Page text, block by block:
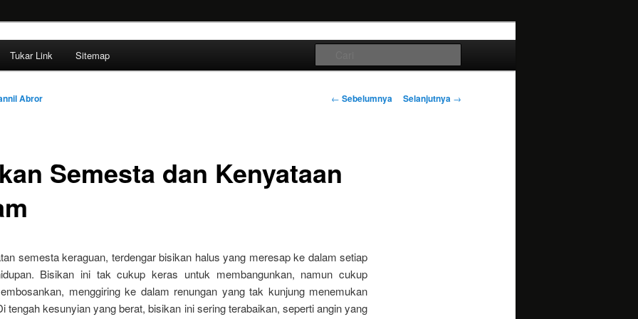
Tukar Link Sitemap
Navigasi
← Sebelumnya Selanjutnya →
Semesta dan Kenyataan
Abror
semesta keraguan, terdengar bisikan halus yang meresap ke dalam setiap
Bisikan ini tak cukup keras untuk membangunkan, namun cukup
menggiring ke dalam renungan yang tak kunjung menemukan
tengah kesunyian yang berat, bisikan ini sering terabaikan, seperti angin yang